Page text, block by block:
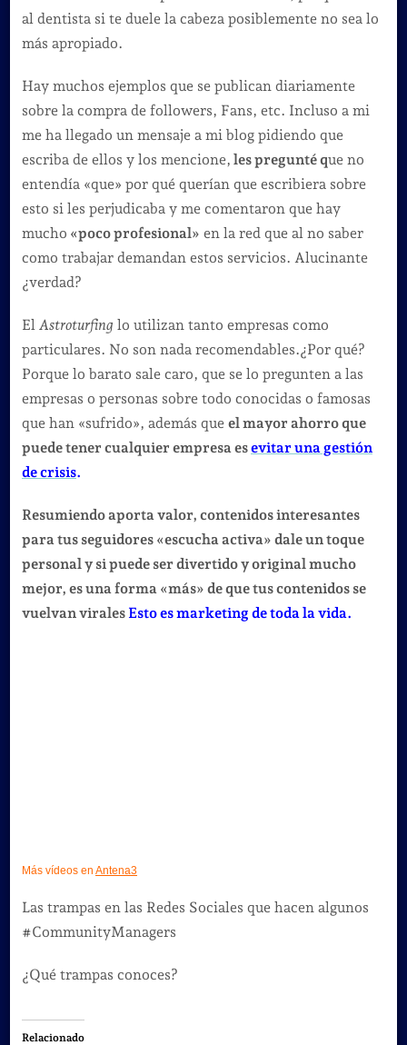
al dentista si te duele la cabeza posiblemente no sea lo
más apropiado.
Hay muchos ejemplos que se publican diariamente
sobre la compra de followers, Fans, etc. Incluso a mi
me ha llegado un mensaje a mi blog pidiendo que
escriba de ellos y los mencione, les pregunté que no
entendía «que» por qué querían que escribiera sobre
esto si les perjudicaba y me comentaron que hay
mucho «poco profesional» en la red que al no saber
como trabajar demandan estos servicios. Alucinante
¿verdad?
El Astroturfing lo utilizan tanto empresas como
particulares. No son nada recomendables.¿Por qué?
Porque lo barato sale caro, que se lo pregunten a las
empresas o personas sobre todo conocidas o famosas
que han «sufrido», además que el mayor ahorro que
puede tener cualquier empresa esevitar una gestión
de crisis.
Resumiendo aporta valor, contenidos interesantes
para tus seguidores «escucha activa» dale un toque
personal y si puede ser divertido y original mucho
mejor, es una forma «más» de que tus contenidos se
vuelvan virales Esto es marketing de toda la vida.
Más vídeos en Antena3
Las trampas en las Redes Sociales que hacen algunos
#CommunityManagers
¿Qué trampas conoces?
Relacionado